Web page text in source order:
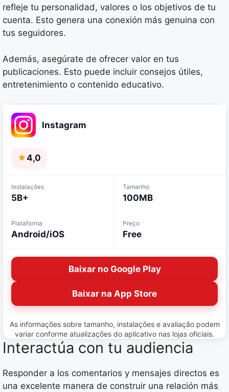
refleje tu personalidad, valores o los objetivos de tu
cuenta. Esto genera una conexión más genuina con
tus seguidores.
Además, asegúrate de ofrecer valor en tus
publicaciones. Esto puede incluir consejos útiles,
entretenimiento o contenido educativo.
Instagram
★4,0
Instalações
5B+
Tamanho
100MB
Plataforma
Android/iOS
Preço
Free
Baixar no Google Play
Baixar na App Store
As informações sobre tamanho, instalações e avaliação podem
variar conforme atualizações do aplicativo nas lojas oficiais.
Interactúa con tu audiencia
Responder a los comentarios y mensajes directos es
una excelente manera de construir una relación más